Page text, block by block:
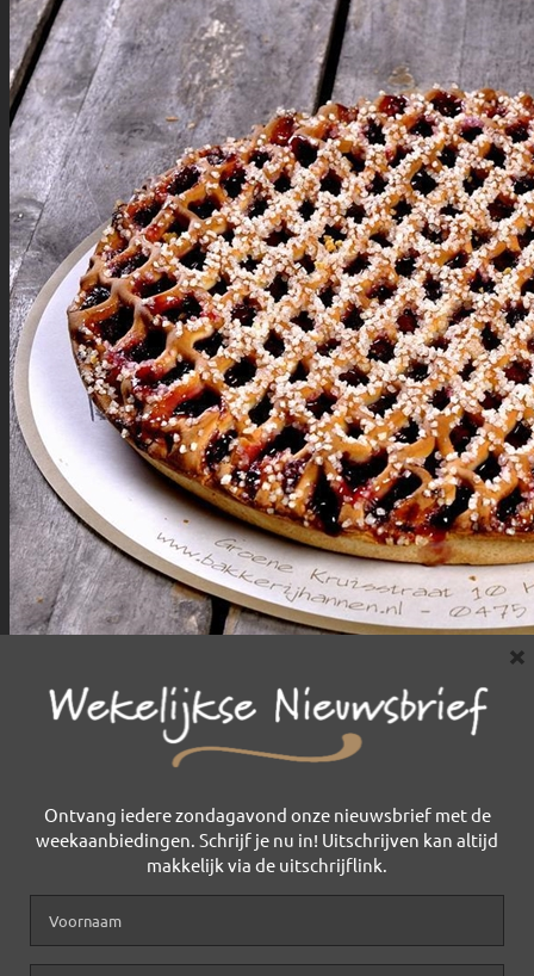
Ontvang iedere zondagavond onze nieuwsbrief met de
weekaanbiedingen. Schrijf je nu in! Uitschrijven kan altijd
makkelijk via de uitschrijflink.
×